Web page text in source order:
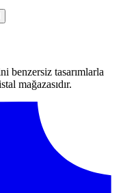
benzersiz tasarımlarla
mağazasıdır.